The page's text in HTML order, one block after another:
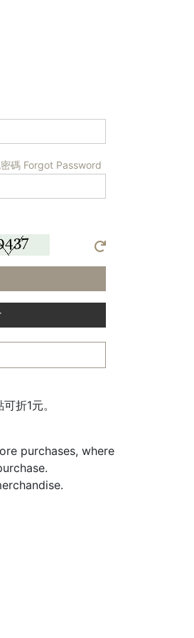
碼 Forgot Password
折1元。
purchases, where